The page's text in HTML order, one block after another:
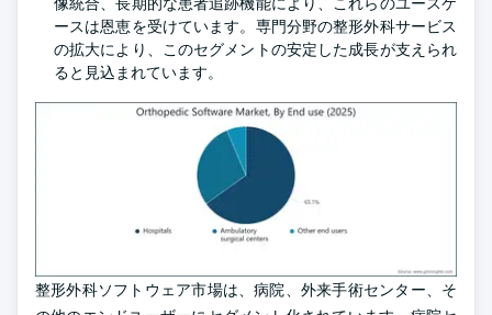
ースは恩恵を受けています。専門分野の整形外科サービス
の拡大により、このセグメントの安定した成長が支えられ
ると見込まれています。
整形外科ソフトウェア市場は、病院、外来手術センター、そ